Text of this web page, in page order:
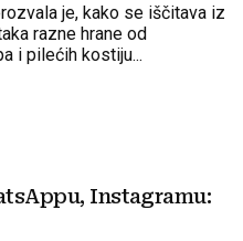
je, kako se iščitava iz
razne hrane od
i pilećih kostiju...
Instagramu: